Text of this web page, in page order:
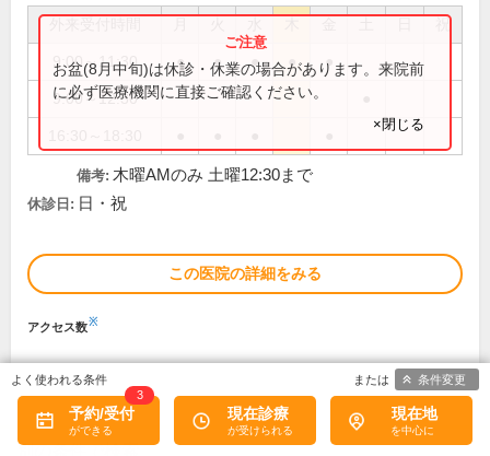
祝
9:00～11:30 ● ● ● ● ●
9:00～12:30
お盆(8月中旬)は休診・休業の場合があります。来院前
に必ず医療機関に直接ご確認ください。
×閉じる
備考: 木曜AMのみ 土曜12:30まで
休診日: 日・祝
この医院の詳細をみる
アクセス数※
別の条件で検索
予約/受付
3
現在診療 現在地
条件変更